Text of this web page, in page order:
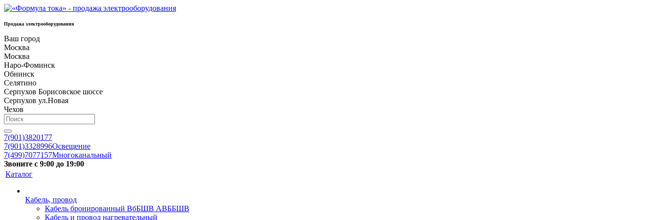
Продажа электрооборудования
Ваш город
Москва
Москва
Наро-Фоминск
Обнинск
Селятино
Серпухов Борисовское шоссе
Серпухов ул.Новая
Чехов
7(901)3820177
7(901)3328996Освещение
7(499)7077157Многоканальный
Звоните с 9:00 до 19:00
Каталог
Кабель, провод
Кабель бронированный ВбБШВ АВББШВ
Кабель и провод нагревательный